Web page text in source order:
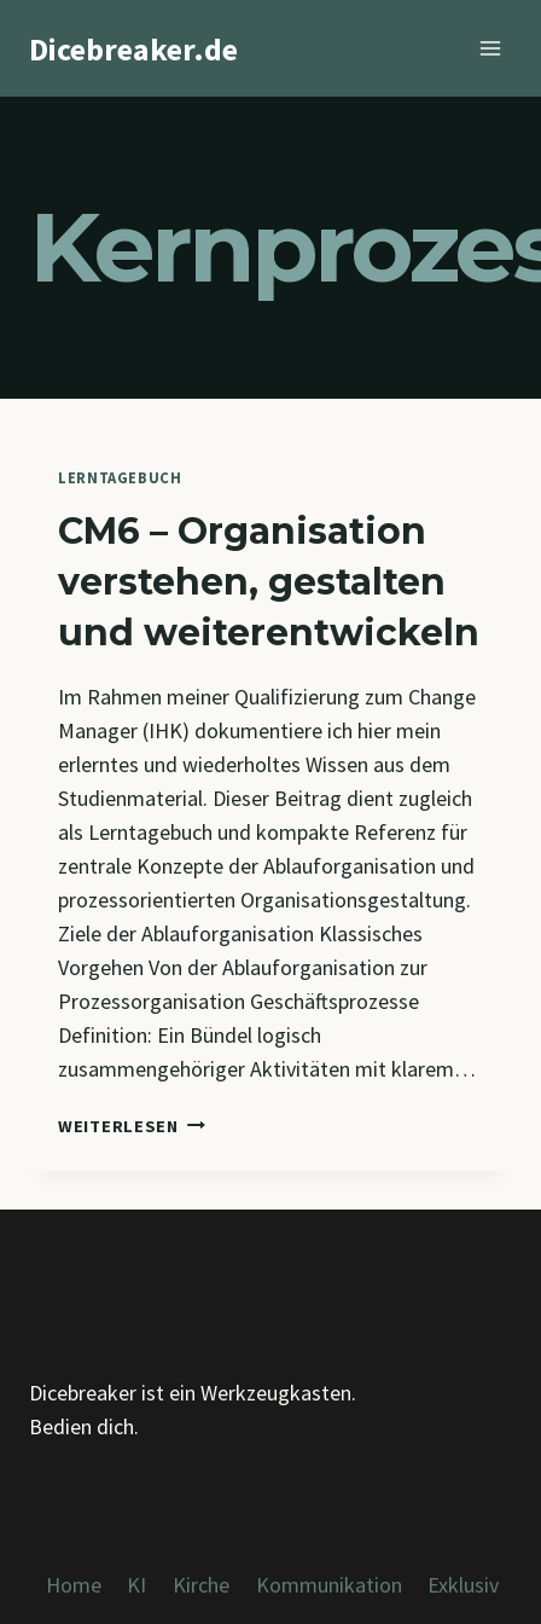
InhaltDicebreaker.de
LERNTAGEBUCH
CM6 – Organisation
verstehen, gestalten
und weiterentwickeln
Im Rahmen meiner Qualifizierung zum Change
Manager (IHK) dokumentiere ich hier mein
erlerntes und wiederholtes Wissen aus dem
Studienmaterial. Dieser Beitrag dient zugleich
als Lerntagebuch und kompakte Referenz für
zentrale Konzepte der Ablauforganisation und
prozessorientierten Organisationsgestaltung.
Ziele der Ablauforganisation Klassisches
Vorgehen Von der Ablauforganisation zur
Prozessorganisation Geschäftsprozesse
Definition: Ein Bündel logisch
zusammengehöriger Aktivitäten mit klarem…
WEITERLESEN CM6
Dicebreaker ist ein Werkzeugkasten.
Bedien dich.
Home KI Kirche Kommunikation
Exklusiv